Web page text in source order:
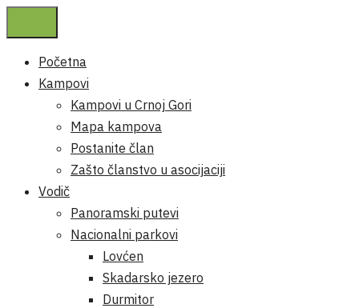
Početna
Kampovi
Kampovi u Crnoj Gori
Mapa kampova
Postanite član
Zašto članstvo u asocijaciji
Vodič
Panoramski putevi
Nacionalni parkovi
Lovćen
Skadarsko jezero
Durmitor